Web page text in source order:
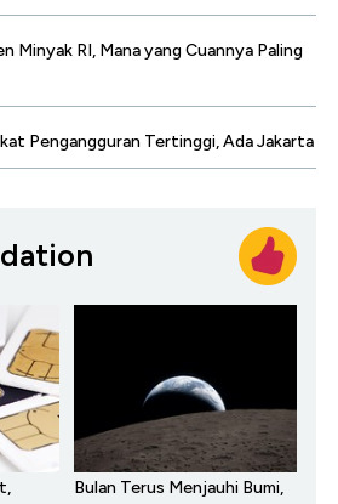
Minyak RI, Mana yang Cuannya Paling
Pengangguran Tertinggi, Ada Jakarta
Bulan Terus Menjauhi Bumi,